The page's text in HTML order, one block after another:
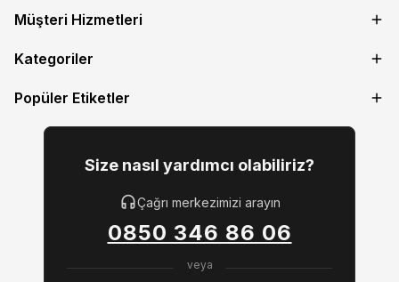
Müşteri Hizmetleri
Kategoriler
Popüler Etiketler
Size nasıl yardımcı olabiliriz?
Çağrı merkezimizi arayın
0850 346 86 06